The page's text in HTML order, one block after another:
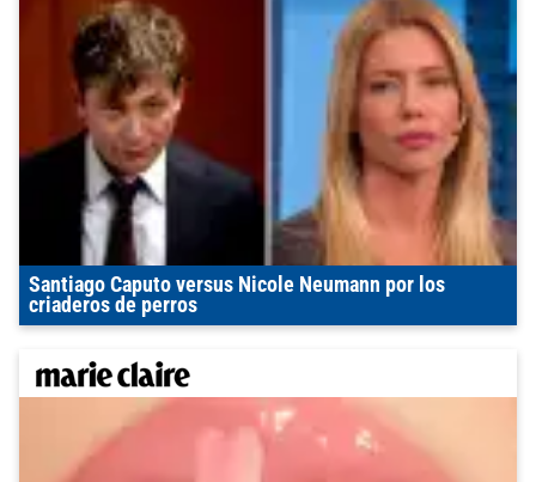
Santiago Caputo versus Nicole Neumann por los
criaderos de perros